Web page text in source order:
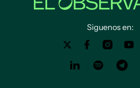
Siguenos en: